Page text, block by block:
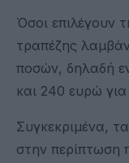
Όσοι επιλέγουν
τραπέζης
ποσών, δηλαδή
και 240 ευρώ
Συγκεκριμένα,
στην περίπτωση